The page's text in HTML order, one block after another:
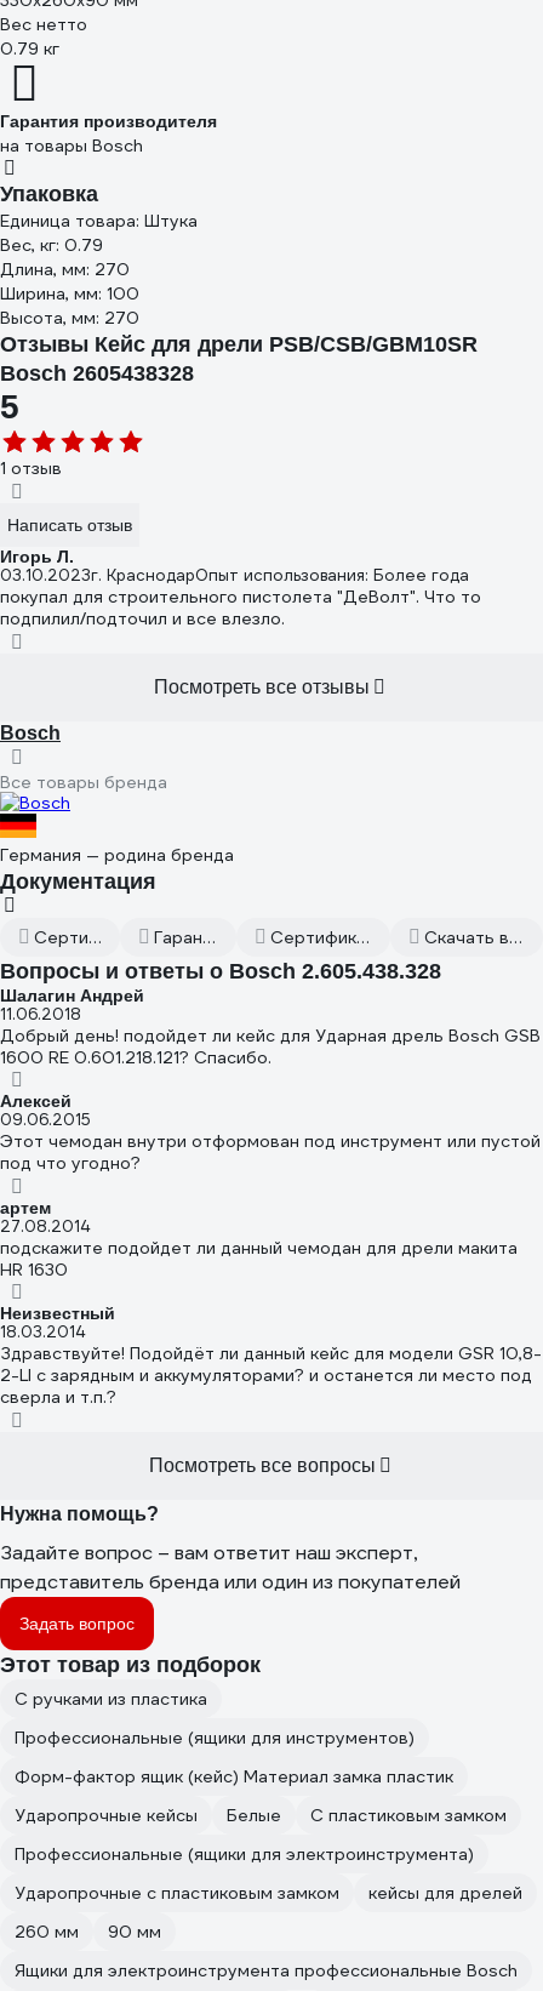
Вес нетто
0.79 кг
Гарантия производителя
на товары Bosch
Упаковка
Единица товара: Штука
Вес, кг: 0.79
Длина, мм: 270
Ширина, мм: 100
Высота, мм: 270
Отзывы Кейс для дрели PSB/CSB/GBM10SR
Bosch 2605438328
5
1 отзыв
Написать отзыв
Игорь Л.
03.10.2023г. КраснодарОпыт использования: Более года
покупал для строительного пистолета "ДеВолт". Что то
подпилил/подточил и все влезло.
Посмотреть все отзывы
Bosch
Все товары бренда
Германия — родина бренда
Документация
Сертификат дилера Гарантийный талон Сертификаты соответствия Скачать всю документацию
Вопросы и ответы о Bosch 2.605.438.328
Шалагин Андрей
11.06.2018
Добрый день! подойдет ли кейс для Ударная дрель Bosch GSB
1600 RE 0.601.218.121? Спасибо.
Алексей
09.06.2015
Этот чемодан внутри отформован под инструмент или пустой
под что угодно?
артем
27.08.2014
подскажите подойдет ли данный чемодан для дрели макита
HR 1630
Неизвестный
18.03.2014
Здравствуйте! Подойдёт ли данный кейс для модели GSR 10,8-
2-LI с зарядным и аккумуляторами? и останется ли место под
сверла и т.п.?
Посмотреть все вопросы
Нужна помощь?
Задайте вопрос – вам ответит наш эксперт,
представитель бренда или один из покупателей
Задать вопрос
Этот товар из подборок
С ручками из пластика
Профессиональные (ящики для инструментов)
Форм-фактор ящик (кейс) Материал замка пластик
Ударопрочные кейсы
Белые
С пластиковым замком
Профессиональные (ящики для электроинструмента)
Ударопрочные с пластиковым замком
кейсы для дрелей
260 мм
90 мм
Ящики для электроинструмента профессиональные Bosch